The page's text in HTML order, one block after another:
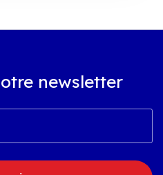
newsletter